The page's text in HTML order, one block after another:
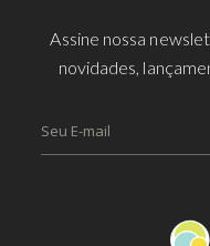
Assine nossa
novidades,